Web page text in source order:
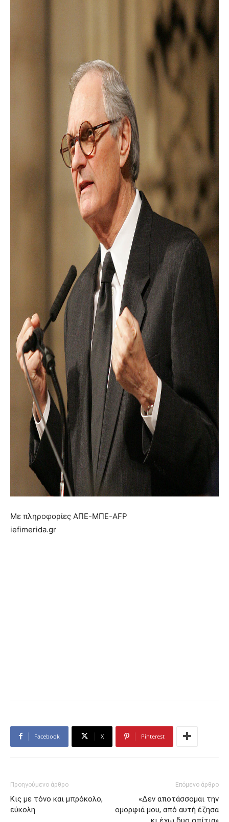
Με πληροφορίες ΑΠΕ-ΜΠΕ-AFP
iefimerida.gr
Facebook X Pinterest
Προηγούμενο άρθρο
Κις με τόνο και μπρόκολο,
εύκολη
Επόμενο άρθρο
«Δεν αποτάσσομαι την
ομορφιά μου, από αυτή έζησα